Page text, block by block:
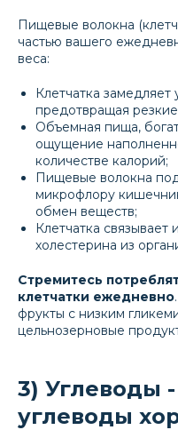
Пищевые волокна
частью вашего
веса:
Клетчатка
предотвращая
Объемная пища,
ощущение
количестве калорий;
Пищевые волокна
микрофлору
обмен веществ;
Клетчатка
холестерина из
Стремитесь
клетчатки ежедневно
фрукты с низким
цельнозерновые
3) Углеводы
углеводы